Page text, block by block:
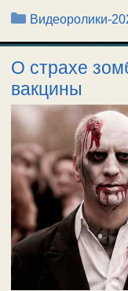
Рубрики
Видеоролики-
О страхе
вакцины